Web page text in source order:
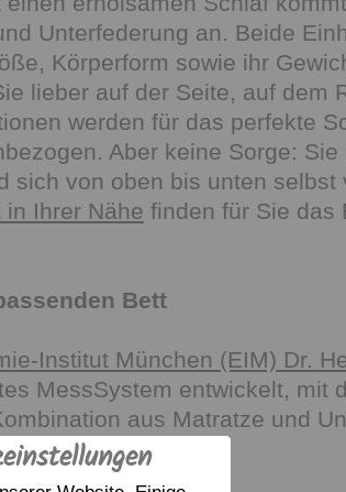
Unterfederung an. Beide
Körperform sowie ihr
lieber auf der Seite, auf dem
werden für das perfekte
Aber keine Sorge:
sich von oben bis unten selbst
Ihrer Nähe finden für Sie das
Bett
Institut München (EIM) Dr.
MessSystem entwickelt, mit
aus Matratze und